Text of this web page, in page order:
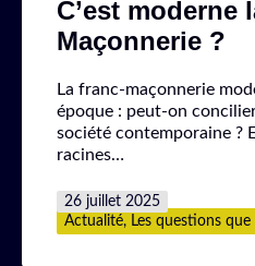
C’est moderne
Maçonnerie ?
La franc-maçonnerie
époque : peut-on
société contemporaine ?
racines…
Publié
le
26 juillet 2025
Catégorisé
Actualité, Les questions